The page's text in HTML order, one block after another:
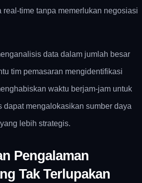
time tanpa memerlukan negosiasi
data dalam jumlah besar
tim pemasaran mengidentifikasi
waktu berjam-jam untuk
dapat mengalokasikan sumber daya
lebih strategis.
Pengalaman
Tak Terlupakan